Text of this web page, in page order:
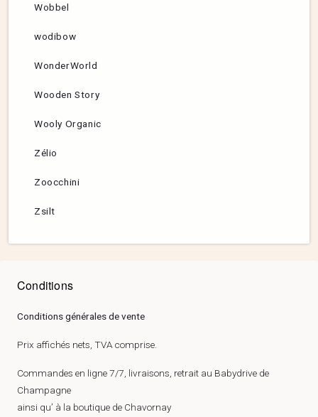
Wobbel
wodibow
WonderWorld
Wooden Story
Wooly Organic
Zélio
Zoocchini
Zsilt
Conditions
Conditions générales de vente
Prix affichés nets, TVA comprise.
Commandes en ligne 7/7, livraisons, retrait au Babydrive de
Champagne
ainsi qu’ à la boutique de Chavornay